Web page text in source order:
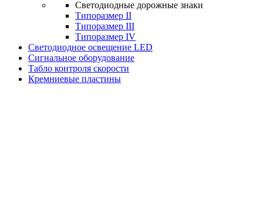
Светодиодные дорожные знаки
Типоразмер II
Типоразмер III
Типоразмер IV
Светодиодное освещение LED
Сигнальное оборудование
Табло контроля скорости
Кремниевые пластины